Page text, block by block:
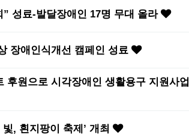
” 성료-발달장애인 17명 무대 올라
장애인식개선 캠페인 성료
후원으로 시각장애인 생활용구 지원사업
빛, 흰지팡이 축제’ 개최